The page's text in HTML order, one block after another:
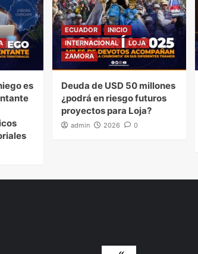
es
ECUADOR
INICIO
INTERNACIONAL
LOJA
ZAMORA
Deuda de USD 50 millones
¿podrá en riesgo futuros
proyectos para Loja?
admin 2026 0